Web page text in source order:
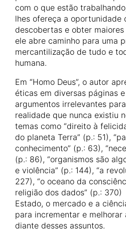
com o que estão
lhes ofereça a oportunidade
descobertas e obter maiores
ele abre caminho para uma
mercantilização de tudo e
humana.
Em “Homo Deus”, o autor
éticas em diversas páginas
argumentos irrelevantes
realidade que nunca existiu
temas como “direito à
do planeta Terra” (p.: 51),
conhecimento” (p.: 63),
(p.: 86), “organismos são
e violência” (p.: 144), “a
227), “o oceano da
religião dos dados” (p.:
Estado, o mercado e a
para incrementar e melhorar
diante desses assuntos.